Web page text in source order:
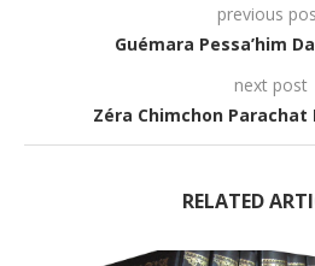
previous
next post
Zéra Chimchon Parachat
RELATED